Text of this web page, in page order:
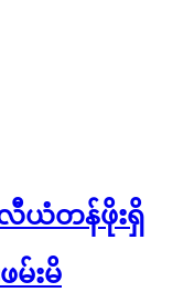
ယံတန်ဖိုးရှိ
မ်းမိ